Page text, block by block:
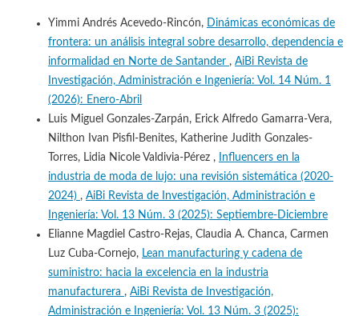
Yimmi Andrés Acevedo-Rincón, Dinámicas económicas de
frontera: un análisis integral sobre desarrollo, dependencia e
informalidad en Norte de Santander , AiBi Revista de
Investigación, Administración e Ingeniería: Vol. 14 Núm. 1
(2026): Enero-Abril
Luis Miguel Gonzales-Zarpán, Erick Alfredo Gamarra-Vera,
Nilthon Ivan Pisfil-Benites, Katherine Judith Gonzales-
Torres, Lidia Nicole Valdivia-Pérez ,
Influencers en la
industria de moda de lujo: una revisión sistemática (2020-
2024) , AiBi Revista de Investigación, Administración e
Ingeniería: Vol. 13 Núm. 3 (2025): Septiembre-Diciembre
Elianne Magdiel Castro-Rejas, Claudia A. Chanca, Carmen
Luz Cuba-Cornejo, Lean manufacturing y cadena de
suministro: hacia la excelencia en la industria
manufacturera , AiBi Revista de Investigación,
Administración e Ingeniería: Vol. 13 Núm. 3 (2025):